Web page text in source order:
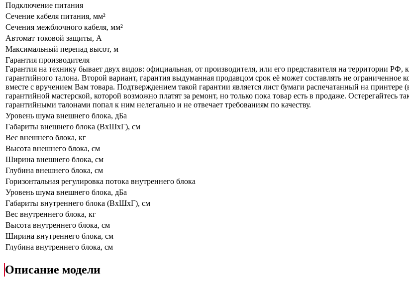
Подключение питания
Сечение кабеля питания, мм²
Сечения межблочного кабеля, мм²
Автомат токовой защиты, А
Максимальный перепад высот, м
Гарантия производителя
Гарантия на технику бывает двух видов: официальная, от производителя, или его представителя на территории
гарантийного талона. Второй вариант, гарантия выдуманная продавцом срок её может составлять не ограниченное
вместе с вручением Вам товара. Подтверждением такой гарантии является лист бумаги распечатанный на принтере
гарантийной мастерской, которой возможно платят за ремонт, но только пока товар есть в продаже. Остерегайтесь
гарантийными талонами попал к ним нелегально и не отвечает требованиям по качеству.
Уровень шума внешнего блока, дБа
Габариты внешнего блока (ВхШхГ), см
Вес внешнего блока, кг
Высота внешнего блока, см
Ширина внешнего блока, см
Глубина внешнего блока, см
Горизонтальная регулировка потока внутреннего блока
Уровень шума внешнего блока, дБа
Габариты внутреннего блока (ВхШхГ), см
Вес внутреннего блока, кг
Высота внутреннего блока, см
Ширина внутреннего блока, см
Глубина внутреннего блока, см
Описание модели